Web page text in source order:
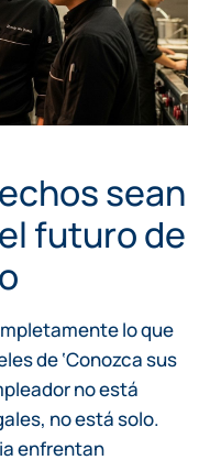
sean
futuro de
lo que
de ‘Conozca sus
no está
no está solo.
enfrentan